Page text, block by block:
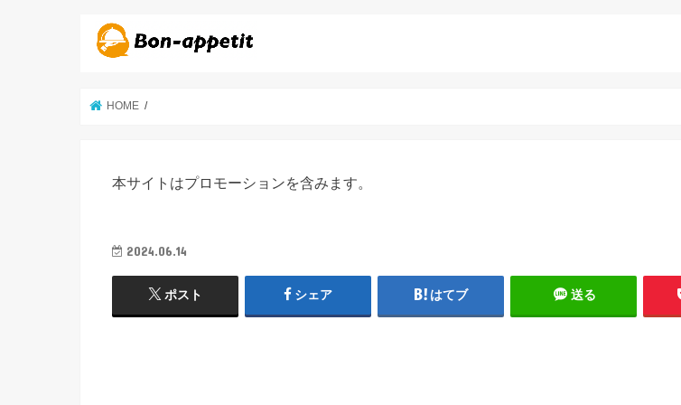
HOME
本サイトはプロモーションを含みます。
2024.06.14
ポスト シェア はてブ 送る